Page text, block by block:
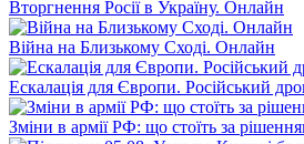
Вторгнення Росії в Україну. Онлайн
Війна на Близькому Сході. Онлайн
Ескалація для Європи. Російський
Зміни в армії РФ: що стоїть за